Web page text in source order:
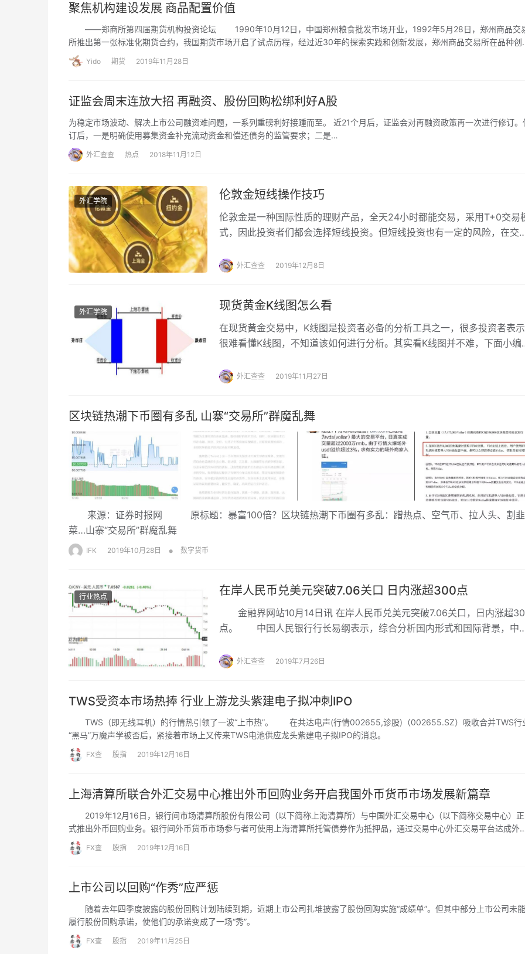
聚焦机构建设发展 商品配置价值
――郑商所第四届期货机构投资论坛 1990年10月12日，中国郑州粮食批发市场开业，1992年5月28日，郑州商品交
所推出第一张标准化期货合约，我国期货市场开启了试点历程，经过近30年的探索实践和创新发展，郑州商品交易所在品种创
新、制度完善、对外开放、机构建设、服务实体等方面都取得了丰硕的成果。目前，郑州商品交易所已上市20个期货品种，范围
覆盖粮、棉、油、糖、果等涉农产业以及能源、化工、纺织、冶金、建材等国民经济重要领域。2017年率先开启了期货期权试
同，从境内向境外拓展的新格局。
Yido 期货 2019年11月28日
证监会周末连放大招 再融资、股份回购松绑利好A股
为稳定市场波动、解决上市公司融资难问题，一系列重磅利好接踵而至。 近21个月后，证监会对再融资政策再一次进行修订。
订后，一是明确使用募集资金补充流动资金和偿还债务的监管要求；二是…
外汇查查 热点 2018年11月12日
外汇学院 伦敦金短线操作技巧
伦敦金是一种国际性质的理财产品，全天24小时都能交易，采用T+0交易
式，因此投资者们都会选择短线投资。但短线投资也有一定的风险，在交
绍一些伦敦金短线操作技巧。
外汇查查 2019年12月8日
外汇学院 现货黄金K线图怎么看
在现货黄金交易中，K线图是投资者必备的分析工具之一，很多投资者表示
很难看懂K线图，不知道该如何进行分析。其实看K线图并不难，下面小编
外汇查查 2019年11月27日
区块链热潮下币圈有多乱 山寨“交易所”群魔乱舞
来源：证券时报网 原标题：暴富100倍？区块链热潮下币圈有多乱：蹭热点、空气币、拉人头、割韭
菜…山寨“交易所”群魔乱舞
IFK 2019年10月28日 • 数字货币
行业热点 在岸人民币兑美元突破7.06关口 日内涨超300点
金融界网站10月14日讯 在岸人民币兑美元突破7.06关口，日内涨超
点。 中国人民银行行长易纲表示，综合分析国内形式和国际背景，中
节，保持广义货币M2和社会融资规模的增长速度和名义GDP的增长速度大
理的区间，在宏观经济政策，特别是财政政策、货币政策上，应对下行压力
的空间还是比较大的，我们并不急于像其他一些国家央行所做的那样，有
些比较大的降息和量化宽松的政策。
外汇查查 2019年7月26日
TWS受资本市场热捧 行业上游龙头紫建电子拟冲刺IPO
TWS（即无线耳机）的行情热引领了一波“上市热”。 在共达电声(行情002655,诊股)（002655.SZ）吸收合并TWS行
“黑马”万魔声学被否后，紧接着市场上又传来TWS电池供应龙头紫建电子拟IPO的消息。
FX查 股指 2019年12月16日
上海清算所联合外汇交易中心推出外币回购业务开启我国外币货币市场发展新篇章
2019年12月16日，银行间市场清算所股份有限公司（以下简称上海清算所）与中国外汇交易中心（以下简称交易中心）正
式推出外币回购业务。银行间外币货币市场参与者可使用上海清算所托管债券作为抵押品，通过交易中心外汇交易平台达成外币
回购交易，上海清算所将为外币回购市场参与者提供清算结算和抵押品管理相关服务。
FX查 股指 2019年12月16日
上市公司以回购“作秀”应严惩
随着去年四季度披露的股份回购计划陆续到期，近期上市公司扎堆披露了股份回购实施“成绩单”。但其中部分上市公司未能
履行股份回购承诺，使他们的承诺变成了一场“秀”。
FX查 股指 2019年11月25日